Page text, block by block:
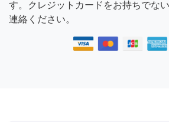
す。クレジットカードをお持ちでな
連絡ください。